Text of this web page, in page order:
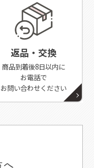
返品・交換
商品到着後8日以内に
お電話で
お問い合わせください